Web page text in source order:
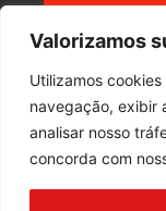
Valorizamos
Utilizamos
navegação, exibir
analisar nosso
concorda com
Facebook